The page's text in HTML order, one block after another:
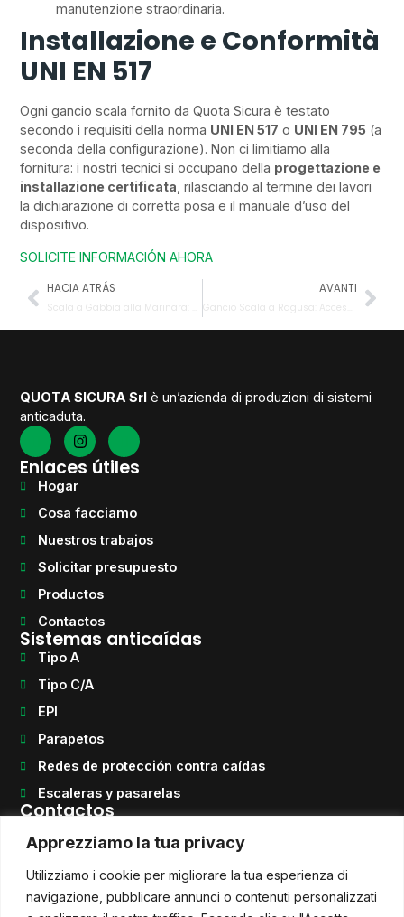
Apprezziamo la tua privacy
Utilizziamo i cookie per migliorare la tua esperienza di
navigazione, pubblicare annunci o contenuti personalizzati
manutenzione straordinaria.
Installazione e Conformità
UNI EN 517
Ogni gancio scala fornito da Quota Sicura è testato
secondo i requisiti della norma UNI EN 517 o UNI EN 795 (a
seconda della configurazione). Non ci limitiamo alla
fornitura: i nostri tecnici si occupano della progettazione e
installazione certificata , rilasciando al termine dei lavori
la dichiarazione di corretta posa e il manuale d’uso del
dispositivo.
SOLICITE INFORMACIÓN AHORA
HACIA ATRÁS AVANTI
QUOTA SICURA Srl è un’azienda di produzioni di sistemi
anticaduta.
Enlaces útiles
Hogar
Cosa facciamo
Nuestros trabajos
Solicitar presupuesto
Productos
Contactos
Sistemas anticaídas
Tipo A
Tipo C/A
EPI
Parapetos
Redes de protección contra caídas
Escaleras y pasarelas
Contactos
+39 0922 464054
info@quotasicura.com
QUOTA SICURA S.r.l. Unipersonale